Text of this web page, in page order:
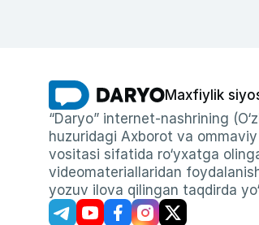
Maxfiylik
“Daryo” internet-nashrining
huzuridagi Axborot va
vositasi sifatida ro‘yxatga
videomateriallaridan
yozuv ilova qilingan taqdirda